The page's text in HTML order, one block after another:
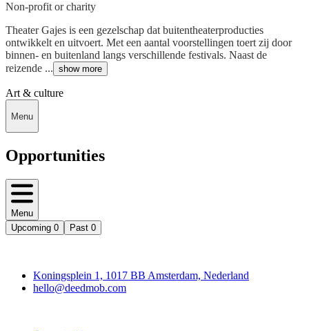
Non-profit or charity
Theater Gajes is een gezelschap dat buitentheaterproducties
ontwikkelt en uitvoert. Met een aantal voorstellingen toert zij door
binnen- en buitenland langs verschillende festivals. Naast de
reizende ... show more
Art & culture
Menu
Opportunities
Menu
Upcoming 0 Past 0
Koningsplein 1, 1017 BB Amsterdam, Nederland
hello@deedmob.com